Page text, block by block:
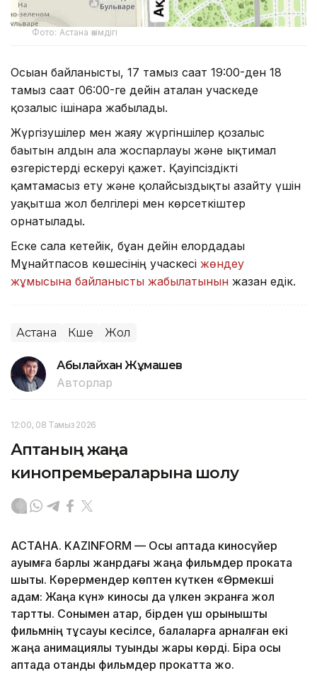
Фото: Астана әкімдігі
Осыған байланысты, 17 тамыз сағат 19:00-ден 18
тамыз сағат 06:00-ге дейін аталған учаскеде
қозғалыс ішінара жабылады.
Жүргізушілер мен жаяу жүргіншілер қозғалыс
бағытын алдын ала жоспарлауы және ықтимал
өзгерістерді ескеруі қажет. Қауіпсіздікті
қамтамасыз ету және қолайсыздықты азайту үшін
уақытша жол белгілері мен көрсеткіштер
орнатылады.
Еске сала кетейік, бұған дейін елордадағы
Мұнайтпасов көшесінің учаскесі жөндеу
жұмысына байланысты жабылатынын жазған едік.
Астана Көше Жол
Абылайхан Жұмашев
Авторлар
12:00, 08 Тамыз 2026
Аптаның жаңа
кинопремьераларына шолу
АСТАНА. KAZINFORM — Осы аптада киносүйер
қауымға барлық жанрдағы жаңа фильмдер прокатқа
шықты. Көрермендер көптен күткен «Өрмекші
адам: Жаңа күн» киносы да үлкен экранға жол
тартты. Сонымен қатар, бірден үш қорқынышты
фильмнің тұсауы кесілсе, балаларға арналған екі
жаңа анимациялық туынды жарық көрді. Бірақ осы
аптада отандық фильмдер прокатта жоқ.